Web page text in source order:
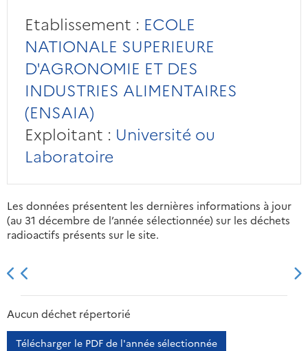
Etablissement : ECOLE
NATIONALE SUPERIEURE
D'AGRONOMIE ET DES
INDUSTRIES ALIMENTAIRES
(ENSAIA)
Exploitant : Université ou
Laboratoire
Les données présentent les dernières informations à jour
(au 31 décembre de l’année sélectionnée) sur les déchets
radioactifs présents sur le site.
2013 2014
Aucun déchet répertorié
Télécharger le PDF de l'année sélectionnée